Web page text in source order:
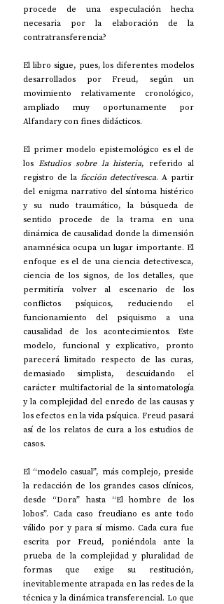
procede de una especulación hecha
necesaria por la elaboración de la
contratransferencia?
El libro sigue, pues, los diferentes modelos
desarrollados por Freud, según un
movimiento relativamente cronológico,
ampliado muy oportunamente por
Alfandary con fines didácticos.
El primer modelo epistemológico es el de
los Estudios sobre la histeria, referido al
registro de la ficción detectivesca. A partir
del enigma narrativo del síntoma histérico
y su nudo traumático, la búsqueda de
sentido procede de la trama en una
dinámica de causalidad donde la dimensión
anamnésica ocupa un lugar importante. El
enfoque es el de una ciencia detectivesca,
ciencia de los signos, de los detalles, que
permitiría volver al escenario de los
conflictos psíquicos, reduciendo el
funcionamiento del psiquismo a una
causalidad de los acontecimientos. Este
modelo, funcional y explicativo, pronto
parecerá limitado respecto de las curas,
demasiado simplista, descuidando el
carácter multifactorial de la sintomatología
y la complejidad del enredo de las causas y
los efectos en la vida psíquica. Freud pasará
así de los relatos de cura a los estudios de
casos.
El “modelo casual”, más complejo, preside
la redacción de los grandes casos clínicos,
desde “Dora” hasta “El hombre de los
lobos”. Cada caso freudiano es ante todo
válido por y para sí mismo. Cada cura fue
escrita por Freud, poniéndola ante la
prueba de la complejidad y pluralidad de
formas que exige su restitución,
inevitablemente atrapada en las redes de la
técnica y la dinámica transferencial. Lo que